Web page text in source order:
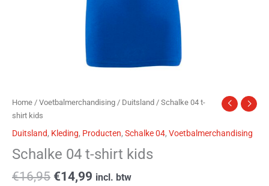
Home / Voetbalmerchandising / Duitsland / Schalke 04 t-
shirt kids
Duitsland, Kleding, Producten, Schalke 04, Voetbalmerchandising
Schalke 04 t-shirt kids
€16,95 €14,99 incl. btw